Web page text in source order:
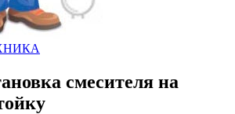
смесителя на